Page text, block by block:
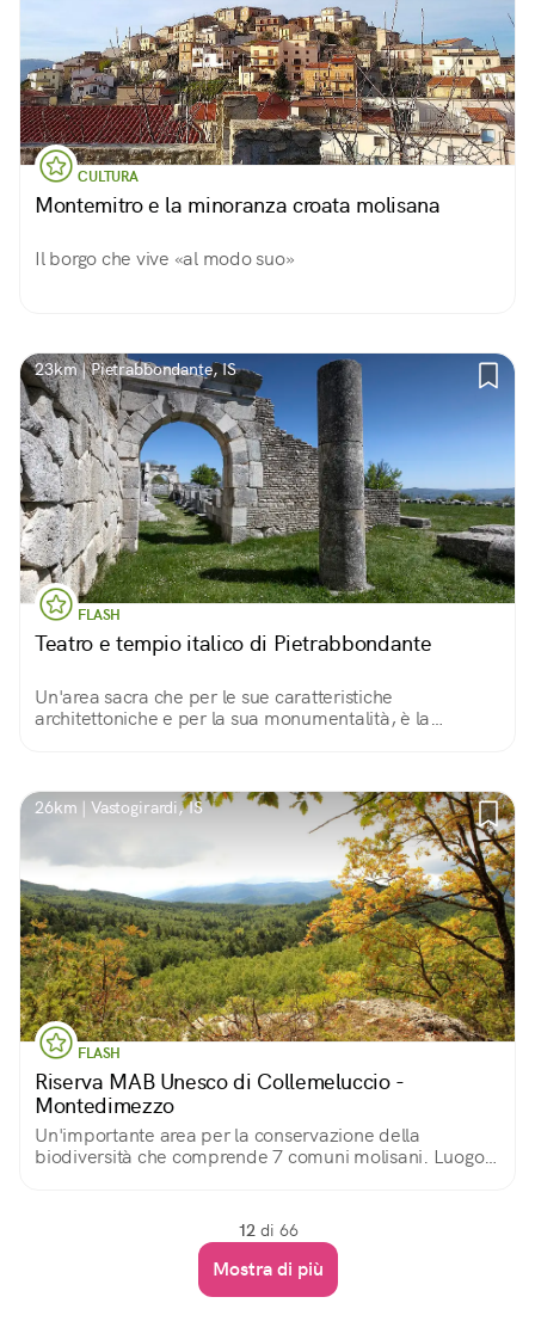
CULTURA
Montemitro e la minoranza croata molisana
Il borgo che vive «al modo suo»
23km | Pietrabbondante, IS
FLASH
Teatro e tempio italico di Pietrabbondante
Un'area sacra che per le sue caratteristiche
architettoniche e per la sua monumentalità, è la
26km | Vastogirardi, IS
FLASH
Riserva MAB Unesco di Collemeluccio -
Montedimezzo
Un'importante area per la conservazione della
biodiversità che comprende 7 comuni molisani. Luogo
12 di 66
Mostra di più